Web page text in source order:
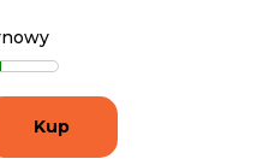
Kup